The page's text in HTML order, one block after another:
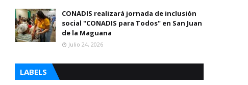
CONADIS realizará jornada de inclusión
social "CONADIS para Todos" en San Juan
de la Maguana
Julio 24, 2026
LABELS